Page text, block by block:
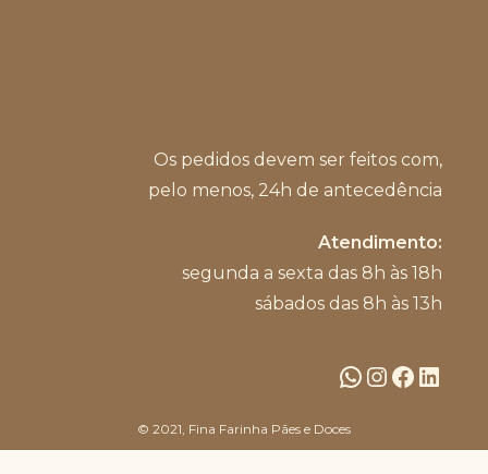
Os pedidos devem ser feitos com,
pelo menos, 24h de antecedência
Atendimento:
segunda a sexta das 8h às 18h
sábados das 8h às 13h
WhatsApp
Instagram
Facebook
LinkedIn
© 2021, Fina Farinha Pães e Doces